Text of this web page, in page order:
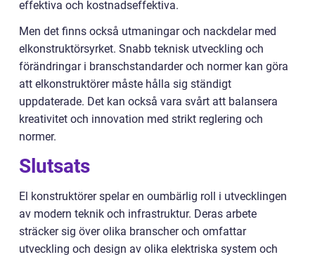
effektiva och kostnadseffektiva.
Men det finns också utmaningar och nackdelar med
elkonstruktörsyrket. Snabb teknisk utveckling och
förändringar i branschstandarder och normer kan göra
att elkonstruktörer måste hålla sig ständigt
uppdaterade. Det kan också vara svårt att balansera
kreativitet och innovation med strikt reglering och
normer.
Slutsats
El konstruktörer spelar en oumbärlig roll i utvecklingen
av modern teknik och infrastruktur. Deras arbete
sträcker sig över olika branscher och omfattar
utveckling och design av olika elektriska system och